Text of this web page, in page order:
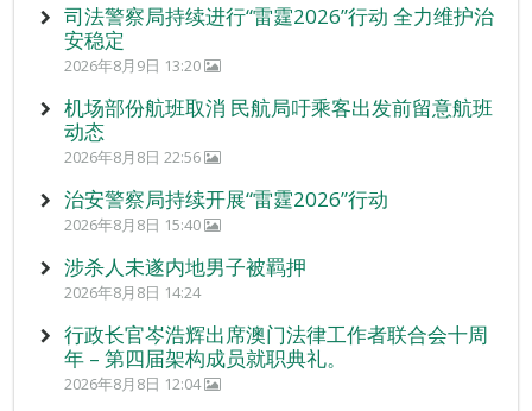
司法警察局持续进行“雷霆2026”行动 全力维护治
安稳定
2026年8月9日 13:20
机场部份航班取消 民航局吁乘客出发前留意航班
动态
2026年8月8日 22:56
治安警察局持续开展“雷霆2026”行动
2026年8月8日 15:40
涉杀人未遂内地男子被羁押
2026年8月8日 14:24
行政长官岑浩辉出席澳门法律工作者联合会十周
年 – 第四届架构成员就职典礼。
2026年8月8日 12:04